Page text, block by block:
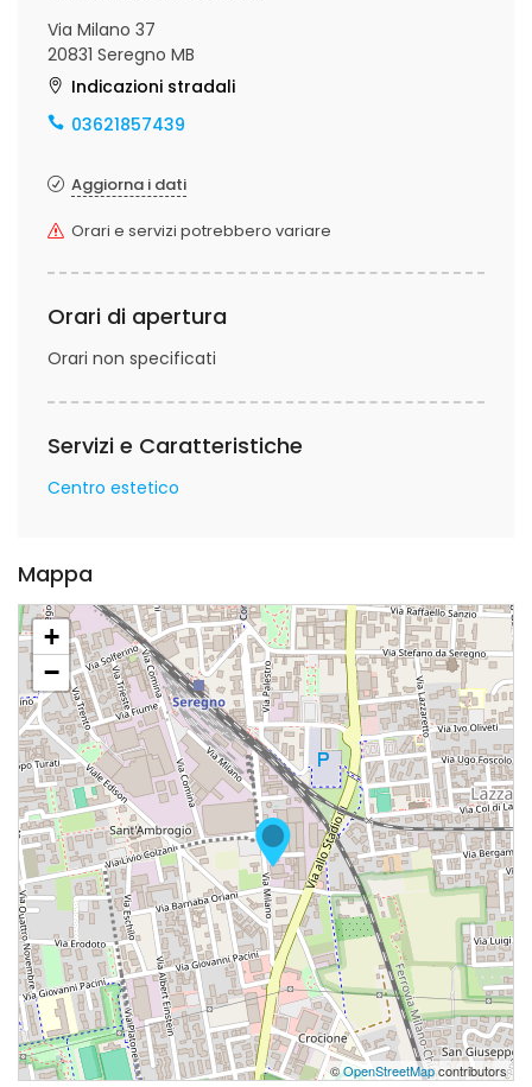
Via Milano 37
20831 Seregno MB
Indicazioni stradali
03621857439
Aggiorna i dati
Orari e servizi potrebbero variare
Orari di apertura
Orari non specificati
Servizi e Caratteristiche
Centro estetico
Mappa
+
−
©OpenStreetMapcontributors